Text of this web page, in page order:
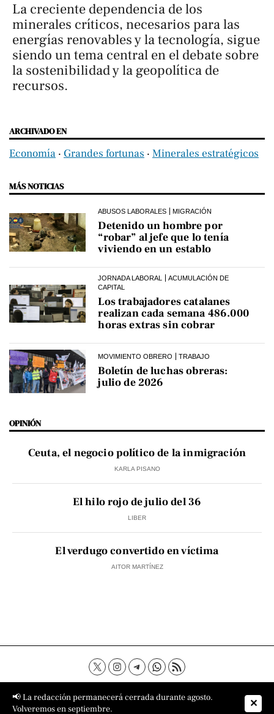
La creciente dependencia de los
minerales críticos, necesarios para las
energías renovables y la tecnología, sigue
siendo un tema central en el debate sobre
la sostenibilidad y la geopolítica de
recursos.
ARCHIVADO EN
Economía ‧ Grandes fortunas ‧ Minerales estratégicos
MÁS NOTICIAS
ABUSOS LABORALES MIGRACIÓN
Detenido un hombre por
“robar” al jefe que lo tenía
viviendo en un establo
JORNADA LABORAL
ACUMULACIÓN DE
CAPITAL
Los trabajadores catalanes
realizan cada semana 486.000
horas extras sin cobrar
MOVIMIENTO OBRERO TRABAJO
Boletín de luchas obreras:
julio de 2026
OPINIÓN
Ceuta, el negocio político de la inmigración
KARLA PISANO
El hilo rojo de julio del 36
LIBER
El verdugo convertido en víctima
AITOR MARTÍNEZ
Contacto Aviso Legal
Política de privacidad
Política de cookies
Sobre nosotros
📢 La redacción permanecerá cerrada durante agosto.
Volveremos en septiembre.
✕